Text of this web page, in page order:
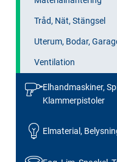
Tråd, Nät, Stängsel
Uterum, Bodar,
Ventilation
Elhandmaskiner,
Klammerpistoler
Elmaterial,